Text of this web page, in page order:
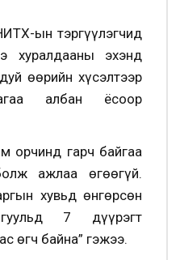
ын тэргүүлэгчид
хуралдааны эхэнд
өөрийн хүсэлтээр
албан ёсоор
орчинд гарч байгаа
ажлаа өгөөгүй.
хувьд өнгөрсөн
7 дүүрэгт
өгч байна” гэжээ.